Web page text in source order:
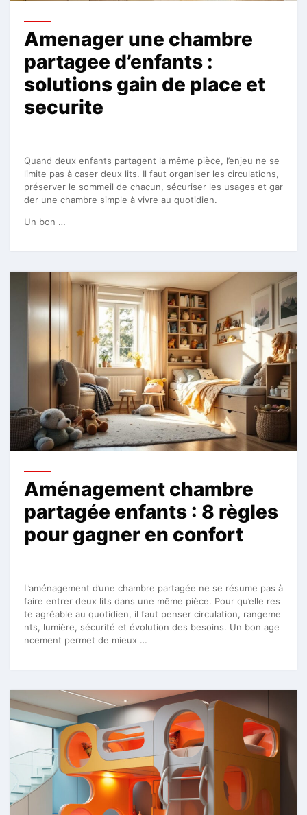
Amenager une chambre
partagee d’enfants :
solutions gain de place et
securite
Quand deux enfants partagent la même pièce, l’enjeu ne se
limite pas à caser deux lits. Il faut organiser les circulations,
préserver le sommeil de chacun, sécuriser les usages et gar
der une chambre simple à vivre au quotidien.
Un bon …
Aménagement chambre
partagée enfants : 8 règles
pour gagner en confort
L’aménagement d’une chambre partagée ne se résume pas à
faire entrer deux lits dans une même pièce. Pour qu’elle res
te agréable au quotidien, il faut penser circulation, rangeme
nts, lumière, sécurité et évolution des besoins. Un bon age
ncement permet de mieux …